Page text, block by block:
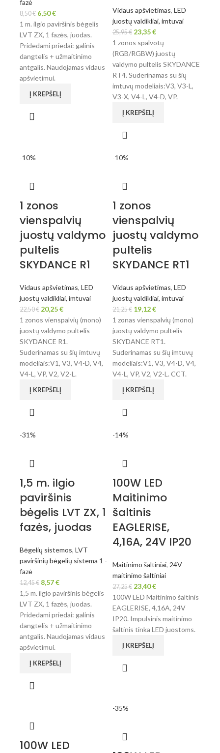
fazė
8,50€ 6,50€
1 m. ilgio paviršinis bėgelis
LVT ZX, 1 fazės, juodas.
Pridedami priedai: galinis
dangtelis + užmaitinimo
antgalis. Naudojamas vidaus
apšvietimui.
Į KREPŠELĮ
Vidaus apšvietimas, LED
juostų valdikliai, imtuvai
25,95€ 23,35€
1 zonos spalvotų
(RGB/RGBW) juostų
valdymo pultelis SKYDANCE
RT4. Suderinamas su šių
imtuvų modeliais:V3, V3-L,
V3-X, V4-L, V4-D, VP.
Į KREPŠELĮ
-10%
1 zonos
vienspalvių
juostų valdymo
pultelis
SKYDANCE R1
Vidaus apšvietimas, LED
juostų valdikliai, imtuvai
22,50€ 20,25€
1 zonos vienspalvių (mono)
juostų valdymo pultelis
SKYDANCE R1.
Suderinamas su šių imtuvų
modeliais:V1, V3, V4-D, V4,
V4-L, VP, V2, V2-L.
Į KREPŠELĮ
-10%
1 zonos
vienspalvių
juostų valdymo
pultelis
SKYDANCE RT1
Vidaus apšvietimas, LED
juostų valdikliai, imtuvai
21,25€ 19,12€
1 zonas vienspalvių (mono)
juostų valdymo pultelis
SKYDANCE RT1.
Suderinamas su šių imtuvų
modeliais:V1, V3, V4-D, V4,
V4-L, VP, V2, V2-L. CCT.
Į KREPŠELĮ
-31%
1,5 m. ilgio
paviršinis
bėgelis LVT ZX, 1
fazės, juodas
Bėgelių sistemos, LVT
paviršinių bėgelių sistema 1 -
fazė
12,45€ 8,57€
1,5 m. ilgio paviršinis bėgelis
LVT ZX, 1 fazės, juodas.
Pridedami priedai: galinis
dangtelis + užmaitinimo
antgalis. Naudojamas vidaus
apšvietimui.
Į KREPŠELĮ
-14%
100W LED
Maitinimo
šaltinis
EAGLERISE,
4,16A, 24V IP20
Maitinimo šaltiniai, 24V
maitinimo šaltiniai
27,25€ 23,40€
100W LED Maitinimo šaltinis
EAGLERISE, 4,16A, 24V
IP20. Impulsinis maitinimo
šaltinis tinka LED juostoms.
Į KREPŠELĮ
100W LED
-35%